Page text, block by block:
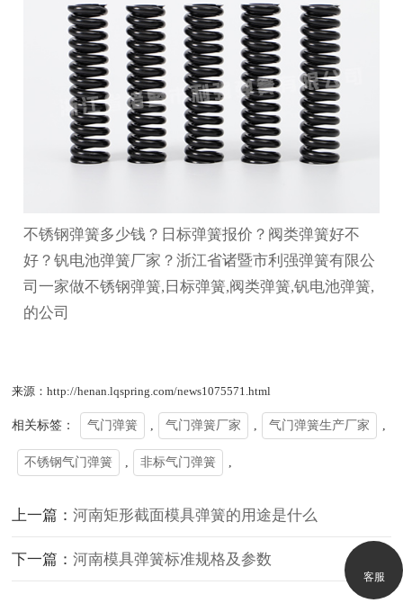
不锈钢弹簧多少钱？日标弹簧报价？阀类弹簧好不
好？钒电池弹簧厂家？浙江省诸暨市利强弹簧有限公
司一家做不锈钢弹簧,日标弹簧,阀类弹簧,钒电池弹簧,
的公司
来源：http://henan.lqspring.com/news1075571.html
相关标签： 气门弹簧 气门弹簧厂家 气门弹簧生产厂家
不锈钢气门弹簧 非标气门弹簧
上一篇：河南矩形截面模具弹簧的用途是什么
下一篇：河南模具弹簧标准规格及参数
客服